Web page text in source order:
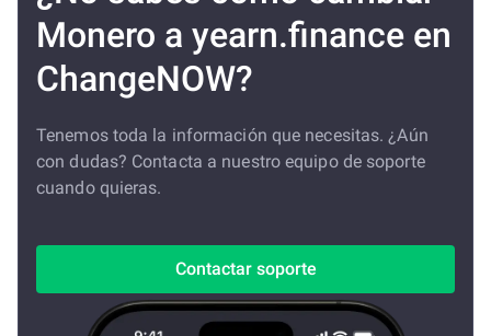
Monero a yearn.finance en
ChangeNOW?
Tenemos toda la información que necesitas. ¿Aún
con dudas? Contacta a nuestro equipo de soporte
cuando quieras.
Contactar soporte